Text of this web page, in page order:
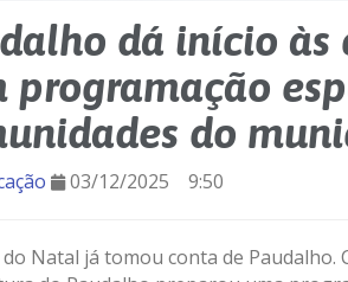
dá início às
programação
do
03/12/2025 9:50
Natal já tomou conta de Paudalho.